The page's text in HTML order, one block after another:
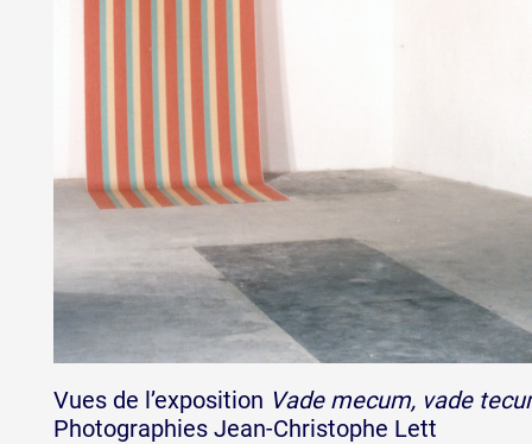
Vues de l’exposition Vade mecum, vade
Photographies Jean-Christophe Lett